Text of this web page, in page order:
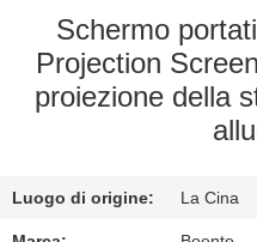
FABBRICA
CONTROLLO
Schermo
Projection
proiezione della
Luogo di origine: La Cina